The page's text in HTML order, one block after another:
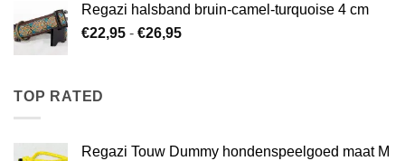
tot
€25,95
Regazi halsband bruin-camel-turquoise 4 cm
€22,95 - €26,95Prijsklasse:
TOP RATED
Regazi Touw Dummy hondenspeelgoed maat M